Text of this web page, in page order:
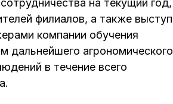
на текущий год,
филиалов, а также
компании обучения
дальнейшего агрономического
в течение всего